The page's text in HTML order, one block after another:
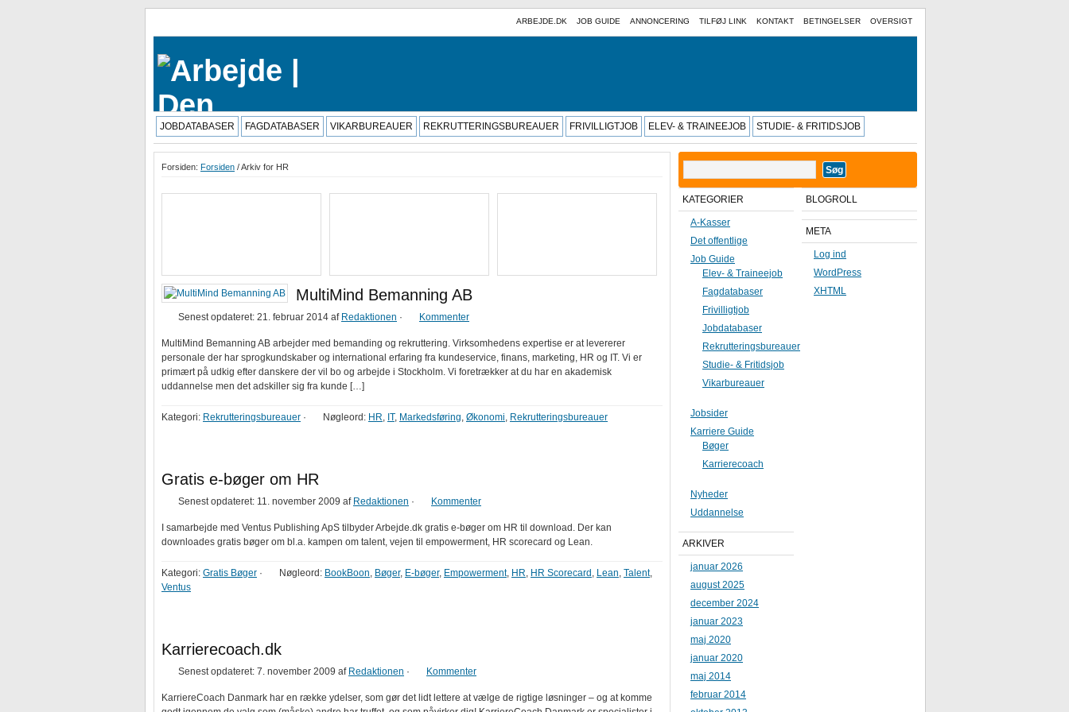
ARBEJDE.DK JOB GUIDE ANNONCERING TILFØJ LINK KONTAKT BETINGELSER OVERSIGT
JOBDATABASER FAGDATABASER VIKARBUREAUER REKRUTTERINGSBUREAUER FRIVILLIGTJOB ELEV- & TRAINEEJOB STUDIE- & FRITIDSJOB
Forsiden: Forsiden / Arkiv for HR
MultiMind Bemanning AB
Senest opdateret: 21. februar 2014 af Redaktionen · Kommenter
MultiMind Bemanning AB arbejder med bemanding og rekruttering. Virksomhedens expertise er at levererer
personale der har sprogkundskaber og international erfaring fra kundeservice, finans, marketing, HR og IT. Vi er
primært på udkig efter danskere der vil bo og arbejde i Stockholm. Vi foretrækker at du har en akademisk
uddannelse men det adskiller sig fra kunde […]
Kategori: Rekrutteringsbureauer · Nøgleord: HR, IT, Markedsføring, Økonomi, Rekrutteringsbureauer
Gratis e-bøger om HR
Senest opdateret: 11. november 2009 af Redaktionen · Kommenter
I samarbejde med Ventus Publishing ApS tilbyder Arbejde.dk gratis e-bøger om HR til download. Der kan
downloades gratis bøger om bl.a. kampen om talent, vejen til empowerment, HR scorecard og Lean.
Kategori: Gratis Bøger · Nøgleord: BookBoon, Bøger, E-bøger, Empowerment, HR, HR Scorecard , Lean, Talent,
Ventus
Karrierecoach.dk
Senest opdateret: 7. november 2009 af Redaktionen · Kommenter
KarriereCoach Danmark har en række ydelser, som gør det lidt lettere at vælge de rigtige løsninger – og at komme
efter:
KATEGORIER
A-Kasser
Det offentlige
Job Guide
Elev- & Traineejob
Fagdatabaser
Frivilligtjob
Jobdatabaser
Rekrutteringsbureauer
Studie- & Fritidsjob
Vikarbureauer
Jobsider
Karriere Guide
Bøger
Karrierecoach
Nyheder
Uddannelse
ARKIVER
januar 2026
august 2025
december 2024
januar 2023
maj 2020
januar 2020
maj 2014
februar 2014
BLOGROLL
META
Log ind
WordPress
XHTML